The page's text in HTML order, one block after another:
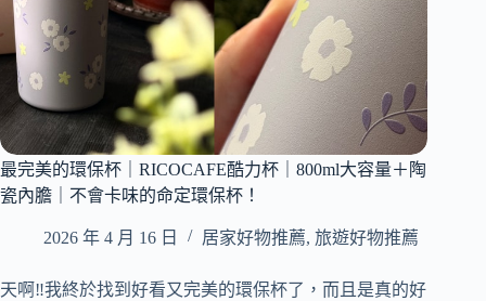
最完美的環保杯｜RICOCAFE酷力杯｜800ml大容量＋陶
瓷內膽｜不會卡味的命定環保杯！
2026 年 4 月 16 日 居家好物推薦, 旅遊好物推薦
天啊‼️我終於找到好看又完美的環保杯了，而且是真的好